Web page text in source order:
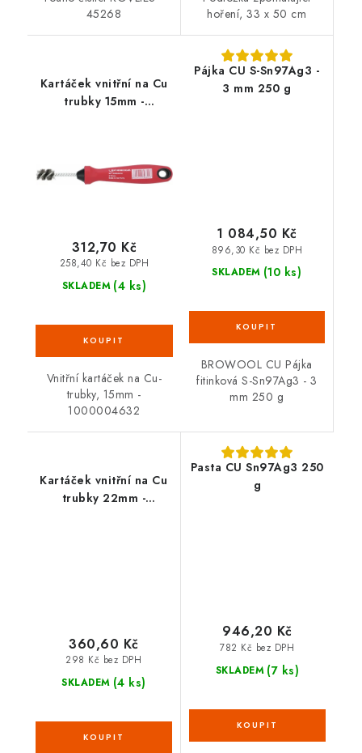
45268
hoření, 33 x 50 cm
Kartáček vnitřní na Cu
trubky 15mm -
SKLADEM (4 ks)
258,40 Kč bez DPH
312,70 Kč
Vnitřní kartáček na Cu-
trubky, 15mm -
1000004632
Pájka CU S-Sn97Ag3 -
3 mm 250 g
SKLADEM (10 ks)
896,30 Kč bez DPH
1 084,50 Kč
BROWOOL CU Pájka
fitinková S-Sn97Ag3 - 3
mm 250 g
Kartáček vnitřní na Cu
trubky 22mm -
SKLADEM (4 ks)
298 Kč bez DPH
360,60 Kč
Pasta CU Sn97Ag3 250
g
SKLADEM (7 ks)
782 Kč bez DPH
946,20 Kč